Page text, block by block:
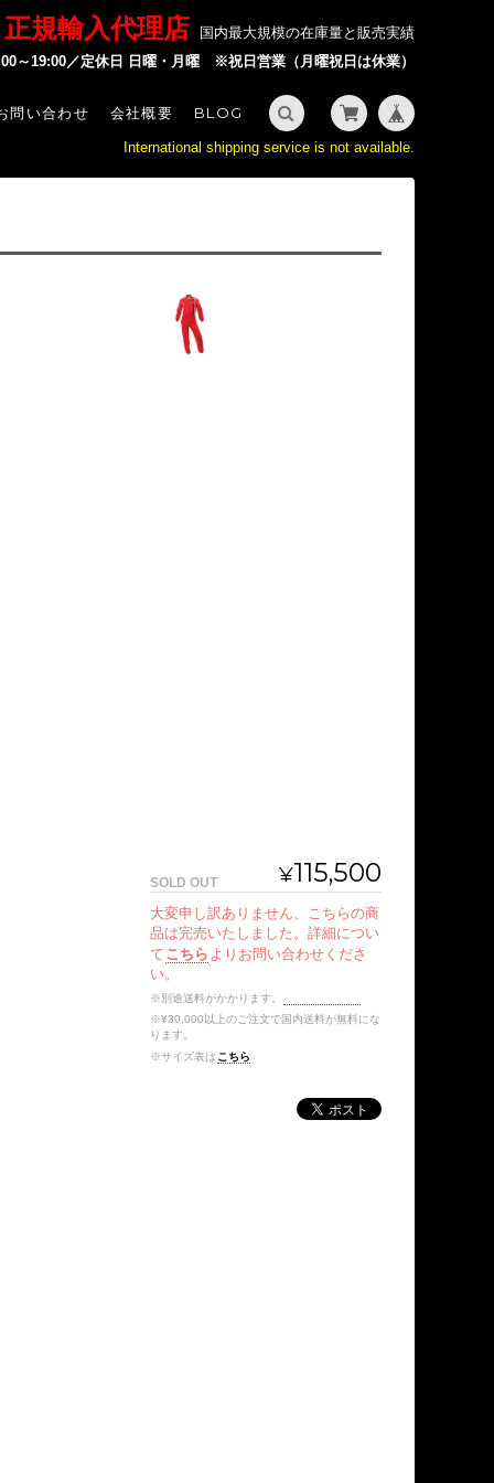
規輸入代理店
国内最大規模の在庫量と販売実績
～19:00／定休日 日曜・月曜 ※祝日営業（月曜祝日は休業）
問い合わせ 会社概要 BLOG
International shipping service is not available.
¥115,500
SOLD OUT
大変申し訳ありません、こちらの商
品は完売いたしました。詳細につい
て こちら よりお問い合わせくださ
い。
※別途送料がかかります。
※¥30,000以上のご注文で国内送料が無料にな
ります。
※サイズ表は こちら